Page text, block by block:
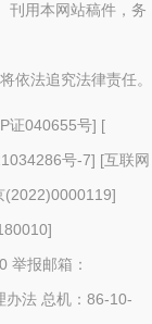
刊用本网站稿件，务
依法追究法律责任。
证040655号] [
号-7] [互联网
(2022)0000119]
]
举报邮箱：
办法 总机：86-10-